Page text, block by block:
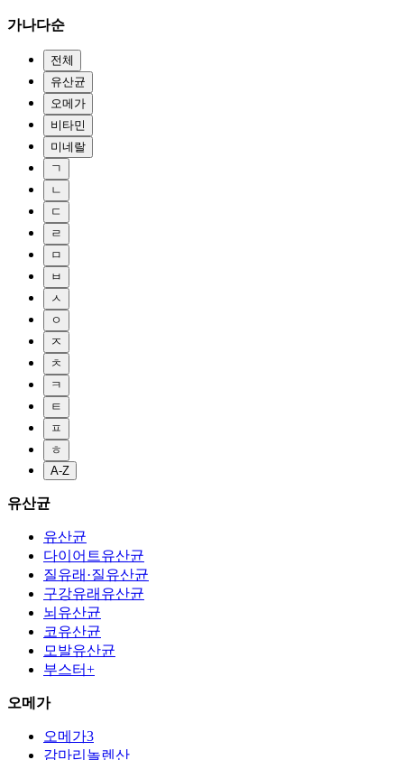
가나다순
전체
유산균
오메가
비타민
미네랄
ㄱ
ㄴ
ㄷ
ㄹ
ㅁ
ㅂ
ㅅ
ㅇ
ㅈ
ㅊ
ㅋ
ㅌ
ㅍ
ㅎ
A-Z
유산균
유산균
다이어트유산균
질유래·질유산균
구강유래유산균
뇌유산균
코유산균
모발유산균
부스터+
오메가
오메가3
감마리놀렌산